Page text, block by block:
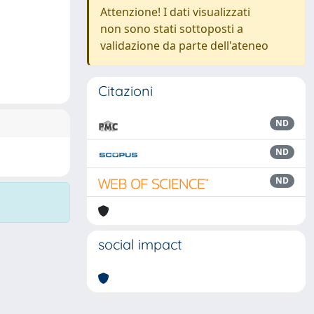
Attenzione! I dati visualizzati
non sono stati sottoposti a
validazione da parte dell'ateneo
Citazioni
ND
ND
ND
social impact